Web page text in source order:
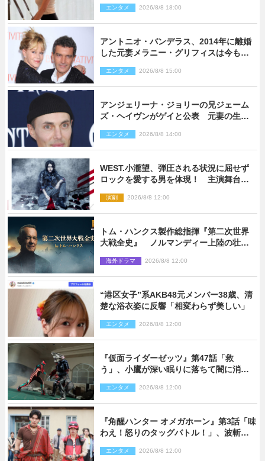
エンタメ 2026/8/8 18:00
アントニオ・バンデラス、2014年に離婚
した元妻メラニー・グリフィスは今も
エンタメ 2026/8/8 15:00
アンジェリーナ・ジョリーの兄ジェーム
ズ・ヘイヴンがゲイと公表 元妻の生配
エンタメ 2026/8/8 14:00
WEST.小瀧望、弾圧される状況に屈せず
ロックを愛する男を体現！ 主演舞台
演劇 2026/8/8 12:00
トム・ハンクス製作総指揮『第二次世界
大戦全史』 ノルマンディー上陸の壮絶
海外ドラマ 2026/8/8 12:00
“港区女子”系AKB48元メンバー38歳、清
楚な浴衣姿に反響「相変わらず美しい」
エンタメ 2026/8/8 12:00
『仮面ライダーゼッツ』第47話「救
う」、小鷹が深い眠りに落ちて闇に消え
エンタメ 2026/8/8 12:00
『角醒ハンター オメガホーン』第3話「味
わえ！怒りのタッグバトル！」、波斬の
エンタメ 2026/8/8 12:00